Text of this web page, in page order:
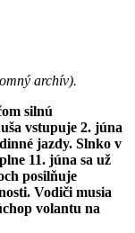
archív).
silnú
vstupuje 2. júna
jazdy. Slnko v
11. júna sa už
posilňuje
Vodiči musia
volantu na